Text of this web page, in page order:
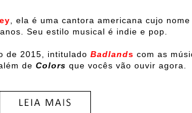
, ela é uma cantora americana cujo
Seu estilo musical é indie e pop.
de 2015, intitulado Badlands com as
de Colors que vocês vão ouvir agora.